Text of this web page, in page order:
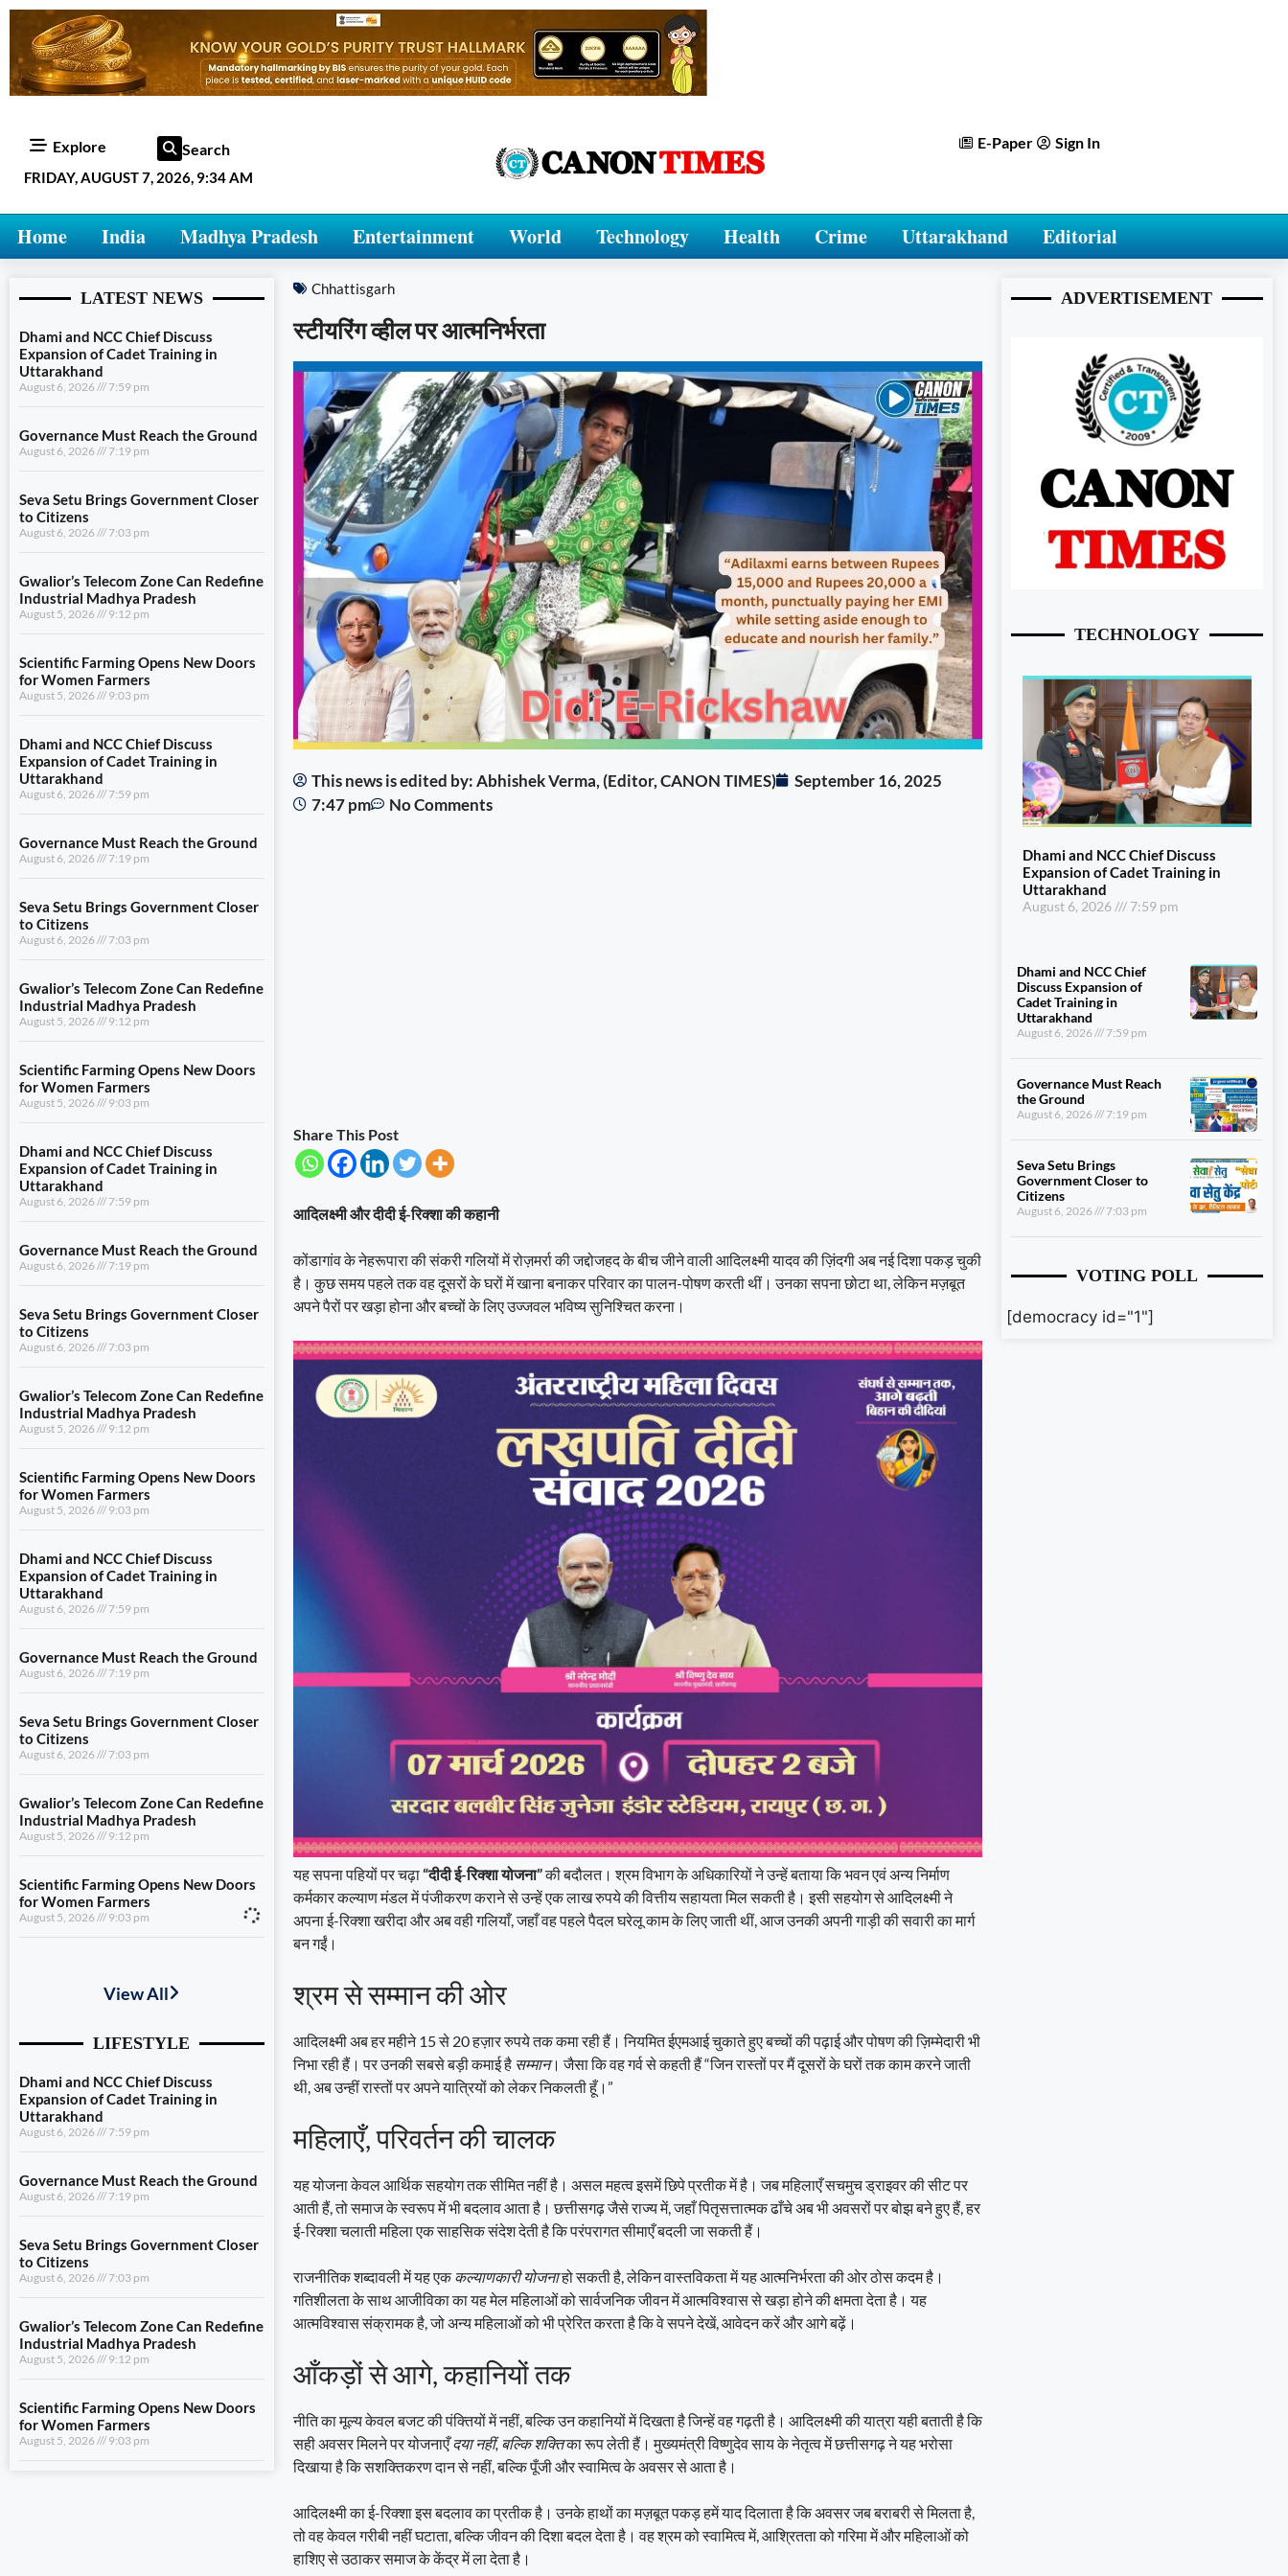
Explore Search
FRIDAY, AUGUST 7, 2026, 9:34 AM
E-Paper Sign In
Home India Madhya Pradesh Entertainment World Technology Health Crime Uttarakhand Editorial
LATEST NEWS
Dhami and NCC Chief Discuss
Expansion of Cadet Training in
Uttarakhand
August 6, 2026 7:59 pm
Governance Must Reach the Ground
August 6, 2026 7:19 pm
Seva Setu Brings Government Closer
to Citizens
August 6, 2026 7:03 pm
Gwalior’s Telecom Zone Can Redefine
Industrial Madhya Pradesh
August 5, 2026 9:12 pm
Scientific Farming Opens New Doors
for Women Farmers
August 5, 2026 9:03 pm
Dhami and NCC Chief Discuss
Expansion of Cadet Training in
Uttarakhand
August 6, 2026 7:59 pm
Governance Must Reach the Ground
August 6, 2026 7:19 pm
Seva Setu Brings Government Closer
to Citizens
August 6, 2026 7:03 pm
Gwalior’s Telecom Zone Can Redefine
Industrial Madhya Pradesh
August 5, 2026 9:12 pm
Scientific Farming Opens New Doors
for Women Farmers
August 5, 2026 9:03 pm
Dhami and NCC Chief Discuss
Expansion of Cadet Training in
Uttarakhand
August 6, 2026 7:59 pm
Governance Must Reach the Ground
August 6, 2026 7:19 pm
Seva Setu Brings Government Closer
to Citizens
August 6, 2026 7:03 pm
Gwalior’s Telecom Zone Can Redefine
Industrial Madhya Pradesh
August 5, 2026 9:12 pm
Scientific Farming Opens New Doors
for Women Farmers
August 5, 2026 9:03 pm
Dhami and NCC Chief Discuss
Expansion of Cadet Training in
Uttarakhand
August 6, 2026 7:59 pm
Governance Must Reach the Ground
August 6, 2026 7:19 pm
Seva Setu Brings Government Closer
to Citizens
August 6, 2026 7:03 pm
Gwalior’s Telecom Zone Can Redefine
Industrial Madhya Pradesh
August 5, 2026 9:12 pm
Scientific Farming Opens New Doors
for Women Farmers
August 5, 2026 9:03 pm
Expansion of Cadet Training in
August 6, 2026 7:19 pm
Seva Setu Brings Government Closer
August 5, 2026 9:12 pm
August 5, 2026 9:03 pm
View All
LIFESTYLE
Chhattisgarh
स्टीयरिंग व्हील पर आत्मनिर्भरता
This news is edited by: Abhishek Verma, (Editor, CANON TIMES)
September 16, 2025
7:47 pm
No Comments
Share This Post
आदिलक्ष्मी और दीदी ई-रिक्शा की कहानी
कोंडागांव के नेहरूपारा की संकरी गलियों में रोज़मर्रा की जद्दोजहद के बीच जीने वाली आदिलक्ष्मी यादव की ज़िंदगी अब नई दिशा पकड़ चुकी
है। कुछ समय पहले तक वह दूसरों के घरों में खाना बनाकर परिवार का पालन-पोषण करती थीं। उनका सपना छोटा था, लेकिन मज़बूत
अपने पैरों पर खड़ा होना और बच्चों के लिए उज्जवल भविष्य सुनिश्चित करना।
यह सपना पहियों पर चढ़ा“दीदी ई-रिक्शा योजना”की बदौलत। श्रम विभाग के अधिकारियों ने उन्हें बताया कि भवन एवं अन्य निर्माण
कर्मकार कल्याण मंडल में पंजीकरण कराने से उन्हें एक लाख रुपये की वित्तीय सहायता मिल सकती है। इसी सहयोग से आदिलक्ष्मी ने
अपना ई-रिक्शा खरीदा और अब वही गलियाँ, जहाँ वह पहले पैदल घरेलू काम के लिए जाती थीं, आज उनकी अपनी गाड़ी की सवारी का मार्ग
बन गईं।
श्रम से सम्मान की ओर
आदिलक्ष्मी अब हर महीने 15 से 20 हज़ार रुपये तक कमा रही हैं। नियमित ईएमआई चुकाते हुए बच्चों की पढ़ाई और पोषण की ज़िम्मेदारी भी
निभा रही हैं। पर उनकी सबसे बड़ी कमाई है सम्मान। जैसा कि वह गर्व से कहती हैं “जिन रास्तों पर मैं दूसरों के घरों तक काम करने जाती
थी, अब उन्हीं रास्तों पर अपने यात्रियों को लेकर निकलती हूँ।”
महिलाएँ, परिवर्तन की चालक
यह योजना केवल आर्थिक सहयोग तक सीमित नहीं है। असल महत्व इसमें छिपे प्रतीक में है। जब महिलाएँ सचमुच ड्राइवर की सीट पर
आती हैं, तो समाज के स्वरूप में भी बदलाव आता है। छत्तीसगढ़ जैसे राज्य में, जहाँ पितृसत्तात्मक ढाँचे अब भी अवसरों पर बोझ बने हुए हैं, हर
ई-रिक्शा चलाती महिला एक साहसिक संदेश देती है कि परंपरागत सीमाएँ बदली जा सकती हैं।
राजनीतिक शब्दावली में यह एककल्याणकारी योजनाहो सकती है, लेकिन वास्तविकता में यह आत्मनिर्भरता की ओर ठोस कदम है।
गतिशीलता के साथ आजीविका का यह मेल महिलाओं को सार्वजनिक जीवन में आत्मविश्वास से खड़ा होने की क्षमता देता है। यह
आत्मविश्वास संक्रामक है, जो अन्य महिलाओं को भी प्रेरित करता है कि वे सपने देखें, आवेदन करें और आगे बढ़ें।
आँकड़ों से आगे, कहानियों तक
नीति का मूल्य केवल बजट की पंक्तियों में नहीं, बल्कि उन कहानियों में दिखता है जिन्हें वह गढ़ती है। आदिलक्ष्मी की यात्रा यही बताती है कि
सही अवसर मिलने पर योजनाएँदया नहीं, बल्कि शक्तिका रूप लेती हैं। मुख्यमंत्री विष्णुदेव साय के नेतृत्व में छत्तीसगढ़ ने यह भरोसा
दिखाया है कि सशक्तिकरण दान से नहीं, बल्कि पूँजी और स्वामित्व के अवसर से आता है।
आदिलक्ष्मी का ई-रिक्शा इस बदलाव का प्रतीक है। उनके हाथों का मज़बूत पकड़ हमें याद दिलाता है कि अवसर जब बराबरी से मिलता है,
तो वह केवल गरीबी नहीं घटाता, बल्कि जीवन की दिशा बदल देता है। वह श्रम को स्वामित्व में, आश्रितता को गरिमा में और महिलाओं को
हाशिए से उठाकर समाज के केंद्र में ला देता है।
ADVERTISEMENT
TECHNOLOGY
Dhami and NCC Chief Discuss
Expansion of Cadet Training in
Uttarakhand
August 6, 2026 7:59 pm
Dhami and NCC Chief
Discuss Expansion of
Cadet Training in
Uttarakhand
August 6, 2026 7:59 pm
Governance Must Reach
the Ground
August 6, 2026 7:19 pm
Seva Setu Brings
Government Closer to
Citizens
August 6, 2026 7:03 pm
VOTING POLL
[democracy id="1"]